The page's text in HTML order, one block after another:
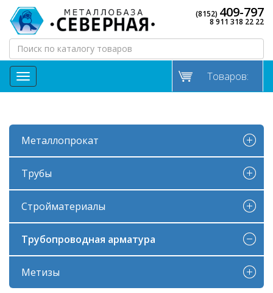
(8152) 409-797
8 911 318 22 22
МЕНЮ Товаров:
Металлопрокат
Трубы
Стройматериалы
Трубопроводная арматура
Метизы